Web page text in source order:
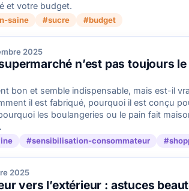
et votre budget.
saine #sucre #budget
2025
n’est pas toujours
bon et semble indispensable, mais est-il
il est fabriqué, pourquoi il est conçu
les boulangeries ou le pain fait
#sensibilisation-consommateur
2025
vers l’extérieur : astuces